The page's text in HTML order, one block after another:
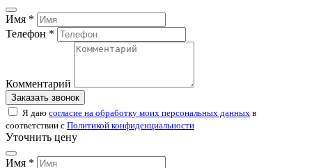
Имя *
Телефон *
Комментарий
Заказать звонок
Я даю согласие на обработку моих персональных данных в
соответствии с Политикой конфиденциальности
Уточнить цену
Имя *